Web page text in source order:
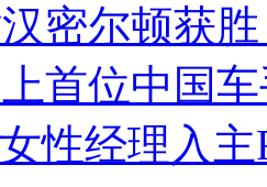
凌主义
面不公正
密尔顿获
首位中国
性经理入主